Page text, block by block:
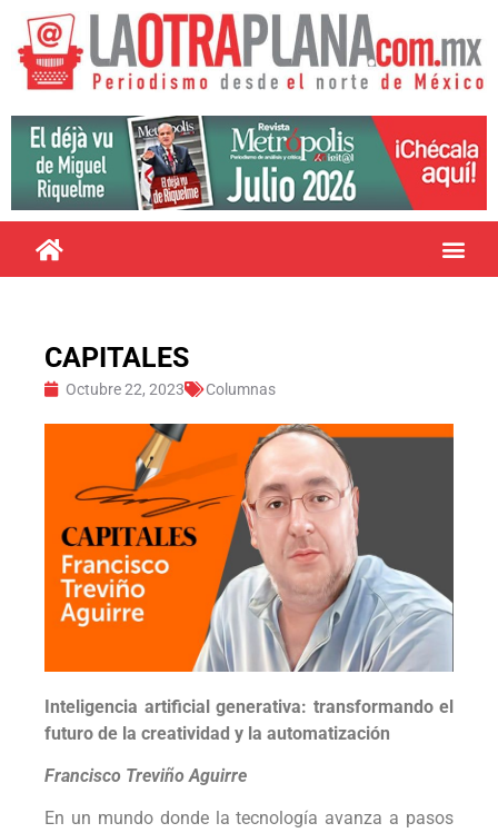
CAPITALES
Octubre 22, 2023 Columnas
Inteligencia artificial generativa: transformando el
futuro de la creatividad y la automatización
Francisco Treviño Aguirre
En un mundo donde la tecnología avanza a pasos